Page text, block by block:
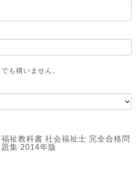
も構いません。
福祉教科書 社会福祉士 完全合格問
題集 2014年版